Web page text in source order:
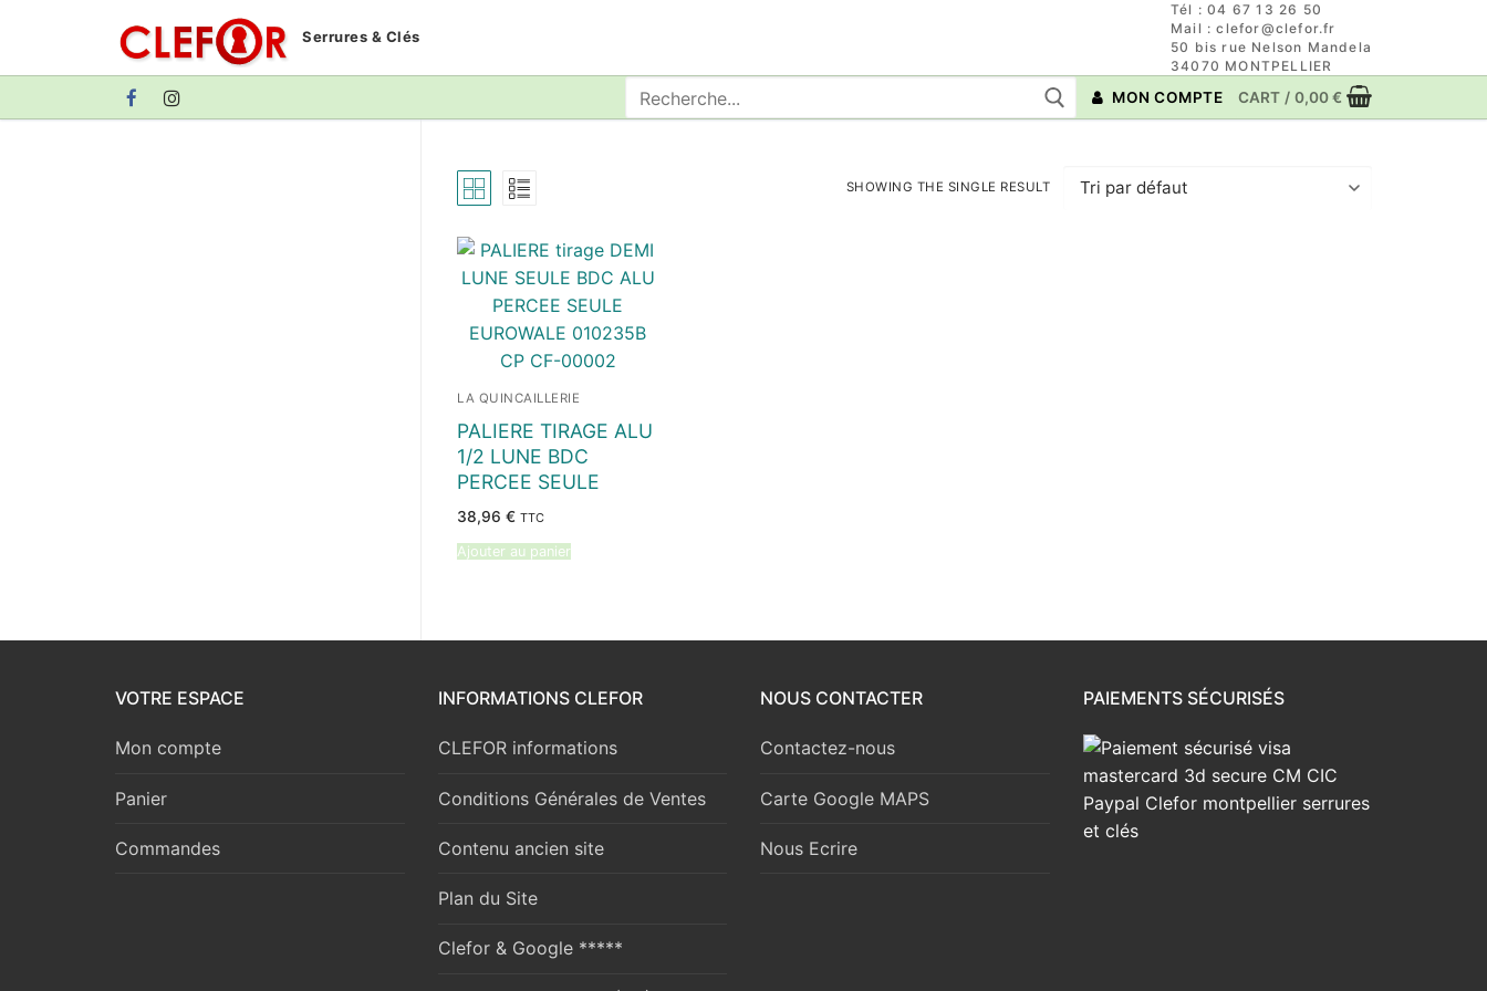
Serrures & Clés
Tél : 04 67 13 26 50
Mail : clefor@clefor.fr
50 bis rue Nelson Mandela
34070 MONTPELLIER
Rechercher
:
MON COMPTE CART / 0,00€
SHOWING THE SINGLE RESULT
LA QUINCAILLERIE
PALIERE TIRAGE ALU
1/2 LUNE BDC
PERCEE SEULE
38,96 € TTC
Ajouter au panier
VOTRE ESPACE
Mon compte
Panier
Commandes
INFORMATIONS CLEFOR
CLEFOR informations
Conditions Générales de Ventes
Contenu ancien site
Plan du Site
Clefor & Google *****
NOUS CONTACTER
Contactez-nous
Carte Google MAPS
Nous Ecrire
PAIEMENTS SÉCURISÉS